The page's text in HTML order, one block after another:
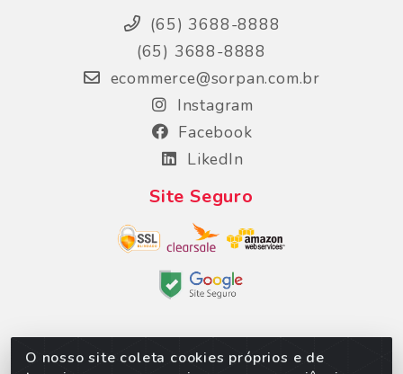
O nosso site coleta cookies próprios e de
(65) 3688-8888
(65) 3688-8888
ecommerce@sorpan.com.br
Instagram
Facebook
LikedIn
Site Seguro
Sorpan - Rodovia dos Imigrantes, Lote 06, São